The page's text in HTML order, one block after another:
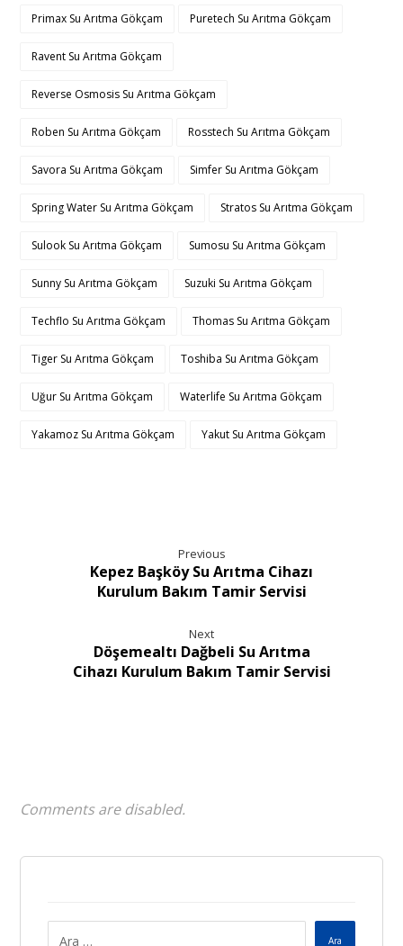
Primax Su Arıtma Gökçam Puretech Su Arıtma Gökçam
Ravent Su Arıtma Gökçam
Reverse Osmosis Su Arıtma Gökçam
Roben Su Arıtma Gökçam Rosstech Su Arıtma Gökçam
Savora Su Arıtma Gökçam Simfer Su Arıtma Gökçam
Spring Water Su Arıtma Gökçam Stratos Su Arıtma Gökçam
Sulook Su Arıtma Gökçam Sumosu Su Arıtma Gökçam
Sunny Su Arıtma Gökçam Suzuki Su Arıtma Gökçam
Techflo Su Arıtma Gökçam Thomas Su Arıtma Gökçam
Tiger Su Arıtma Gökçam Toshiba Su Arıtma Gökçam
Uğur Su Arıtma Gökçam Waterlife Su Arıtma Gökçam
Yakamoz Su Arıtma Gökçam Yakut Su Arıtma Gökçam
Previous
Kepez Başköy Su Arıtma Cihazı
Kurulum Bakım Tamir Servisi
Next
Döşemealtı Dağbeli Su Arıtma
Cihazı Kurulum Bakım Tamir Servisi
Comments are disabled.
Ara